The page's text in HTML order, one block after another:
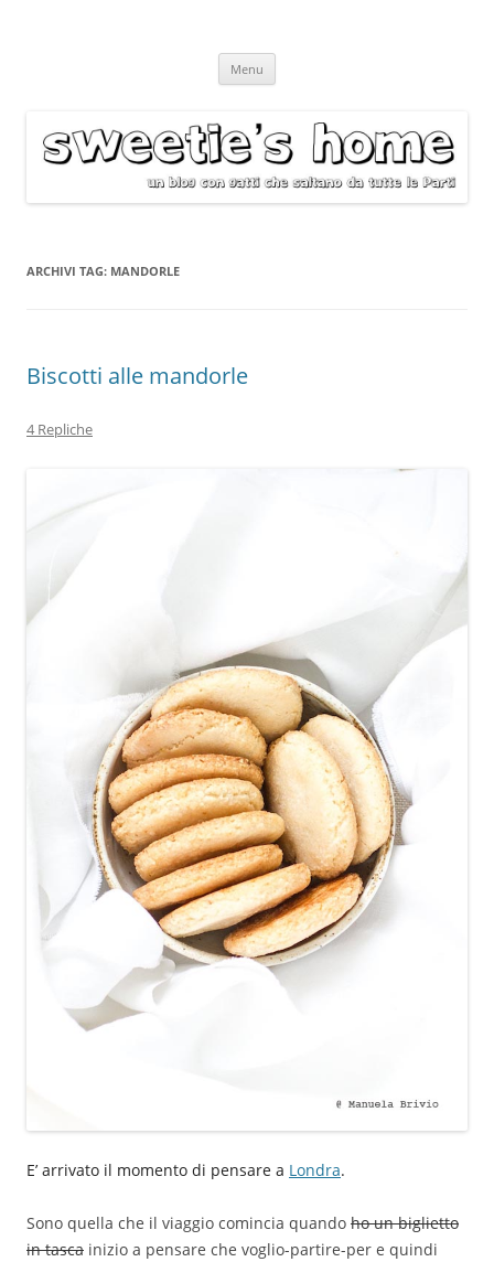
Menu
ARCHIVI TAG: MANDORLE
Biscotti alle mandorle
4 Repliche
E’ arrivato il momento di pensare a Londra.
Sono quella che il viaggio comincia quando ho un biglietto
in tasca inizio a pensare che voglio-partire-per e quindi